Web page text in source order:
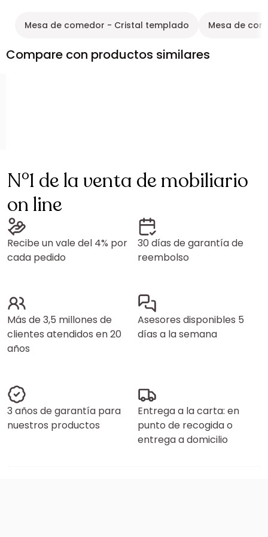
Mesa de comedor - Cristal templado Mesa de
Compare con productos similares
N°1 de la venta de mobiliario
on line
Recibe un vale del 4% por
cada pedido
30 días de garantía de
reembolso
Más de 3,5 millones de
clientes atendidos en 20
años
Asesores disponibles 5
días a la semana
3 años de garantía para
nuestros productos
Entrega a la carta: en
punto de recogida o
entrega a domicilio